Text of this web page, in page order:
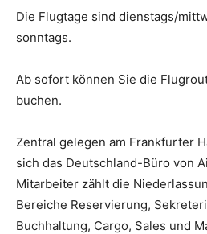
Die Flugtage sind dienstags/
sonntags.
Ab sofort können Sie die
buchen.
Zentral gelegen am Frankfurter
sich das Deutschland-Büro von
Mitarbeiter zählt die
Bereiche Reservierung,
Buchhaltung, Cargo, Sales und